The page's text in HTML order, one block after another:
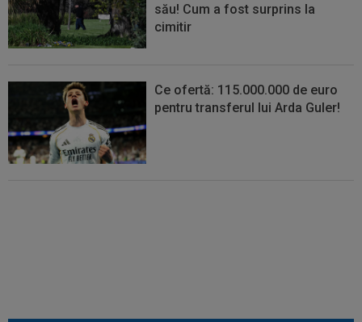
său! Cum a fost surprins la
cimitir
Ce ofertă: 115.000.000 de euro
pentru transferul lui Arda Guler!